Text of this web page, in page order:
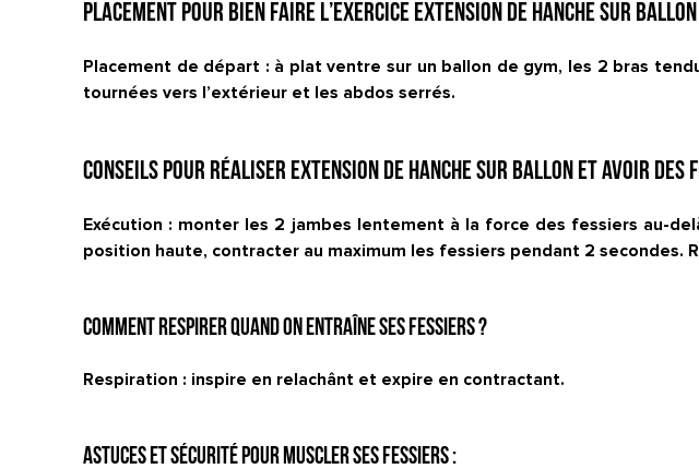
Placement pour bien faire l’exercice Extension de hanche sur
Placement de départ : à plat ventre sur un ballon de gym, les 2 bras
tournées vers l’extérieur et les abdos serrés.
Conseils pour réaliser Extension de hanche sur ballon et avoir des
Exécution : monter les 2 jambes lentement à la force des fessiers au-
position haute, contracter au maximum les fessiers pendant 2
Comment respirer quand on entraîne ses fessiers ?
Respiration : inspire en relachânt et expire en contractant.
Astuces et sécurité pour muscler ses fessiers :